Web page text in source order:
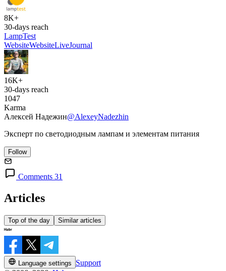
8K+
30-days reach
LampTest
WebsiteWebsiteLiveJournal
16K+
30-days reach
1047
Karma
Алексей Надежин@AlexeyNadezhin
Эксперт по светодиодным лампам и элементам питания
Follow
Comments 31
Articles
Top of the day Similar articles
Language settings
Support